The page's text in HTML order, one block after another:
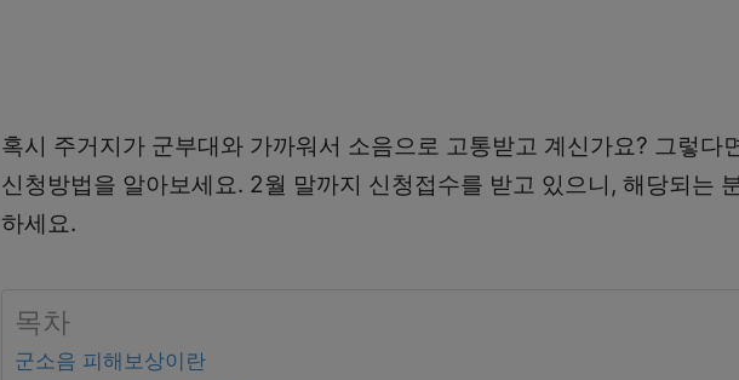
혹시 주거지가 군부대와 가까워서 소음으로 고통받고 계신가요? 그렇다
신청방법을 알아보세요. 2월 말까지 신청접수를 받고 있으니, 해당되는
하세요.
목차
군소음 피해보상이란